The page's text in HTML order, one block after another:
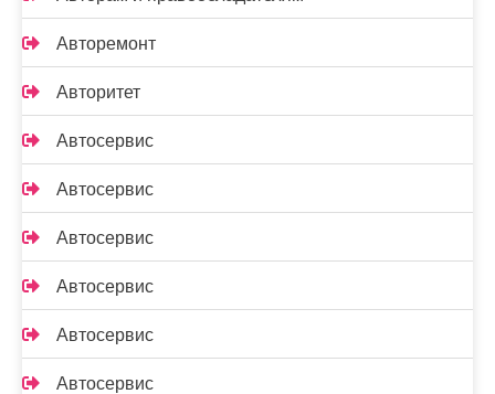
Авторемонт
Авторитет
Автосервис
Автосервис
Автосервис
Автосервис
Автосервис
Автосервис